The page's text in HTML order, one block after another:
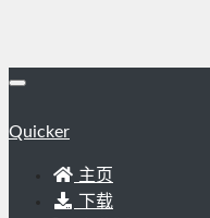
Quicker
主页
下载